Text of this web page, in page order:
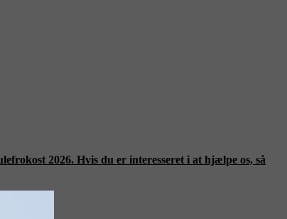
2026. Hvis du er interesseret i at hjælpe os, så